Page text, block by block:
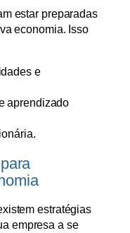
estar preparadas
economia. Isso
e
aprendizado
estratégias
empresa a se